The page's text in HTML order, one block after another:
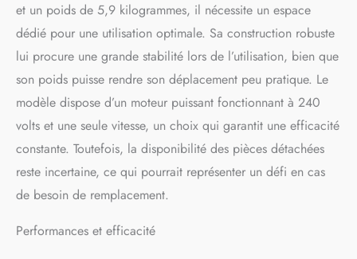
collection, 1 Piston, 1 brosse
de nettoyage, 1 tamis, 1
Logements Contenu : Mode
d'emploi en français et
Manuel d'instructions en
anglais Type d’extracteur :
Extracteur à mastication
et un poids de 5,9 kilogrammes, il nécessite un espace
dédié pour une utilisation optimale. Sa construction robuste
lui procure une grande stabilité lors de l’utilisation, bien que
son poids puisse rendre son déplacement peu pratique. Le
modèle dispose d’un moteur puissant fonctionnant à 240
volts et une seule vitesse, un choix qui garantit une efficacité
constante. Toutefois, la disponibilité des pièces détachées
reste incertaine, ce qui pourrait représenter un défi en cas
de besoin de remplacement.
Performances et efficacité